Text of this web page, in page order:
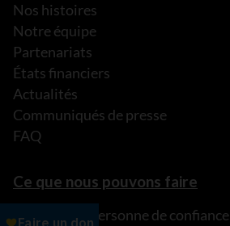
Nos histoires
Notre équipe
Partenariats
États financiers
Actualités
Communiqués de presse
FAQ
Ce que nous pouvons faire
Parler à une personne de confiance